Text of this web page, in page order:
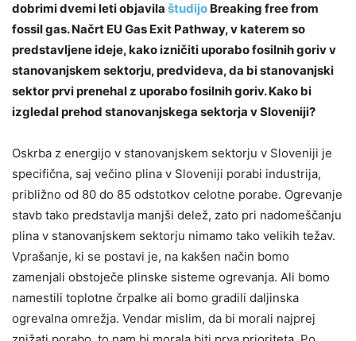
dobrimi dvemi leti objavila študijo Breaking free from
fossil gas. Načrt EU Gas Exit Pathway, v katerem so
predstavljene ideje, kako izničiti uporabo fosilnih goriv v
stanovanjskem sektorju, predvideva, da bi stanovanjski
sektor prvi prenehal z uporabo fosilnih goriv. Kako bi
izgledal prehod stanovanjskega sektorja v Sloveniji?
Oskrba z energijo v stanovanjskem sektorju v Sloveniji je
specifična, saj večino plina v Sloveniji porabi industrija,
približno od 80 do 85 odstotkov celotne porabe. Ogrevanje
stavb tako predstavlja manjši delež, zato pri nadomeščanju
plina v stanovanjskem sektorju nimamo tako velikih težav.
Vprašanje, ki se postavi je, na kakšen način bomo
zamenjali obstoječe plinske sisteme ogrevanja. Ali bomo
namestili toplotne črpalke ali bomo gradili daljinska
ogrevalna omrežja. Vendar mislim, da bi morali najprej